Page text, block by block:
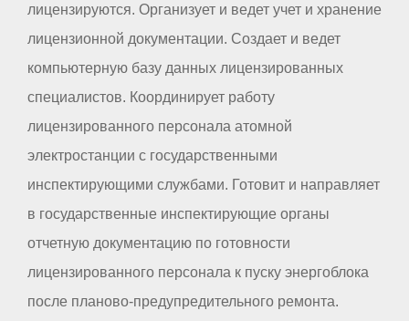
лицензируются. Организует и ведет учет и хранение
лицензионной документации. Создает и ведет
компьютерную базу данных лицензированных
специалистов. Координирует работу
лицензированного персонала атомной
электростанции с государственными
инспектирующими службами. Готовит и направляет
в государственные инспектирующие органы
отчетную документацию по готовности
лицензированного персонала к пуску энергоблока
после планово-предупредительного ремонта.